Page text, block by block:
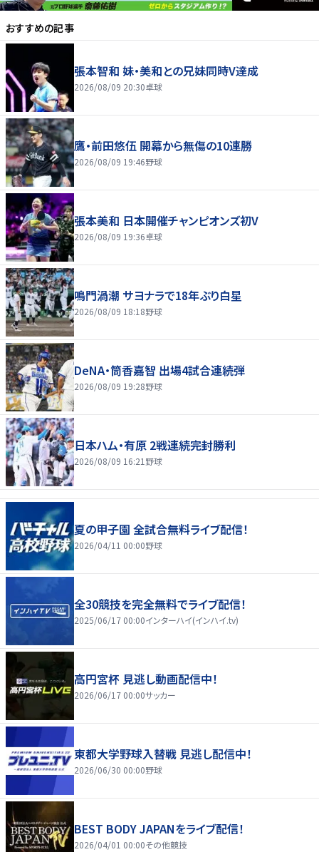
おすすめの記事
張本智和 妹・美和との兄妹同時V達成
2026/08/09 20:30卓球
鷹・前田悠伍 開幕から無傷の10連勝
2026/08/09 19:46野球
張本美和 日本開催チャンピオンズ初V
2026/08/09 19:36卓球
鳴門渦潮 サヨナラで18年ぶり白星
2026/08/09 18:18野球
DeNA・筒香嘉智 出場4試合連続弾
2026/08/09 19:28野球
日本ハム・有原 2戦連続完封勝利
2026/08/09 16:21 野球
夏の甲子園 全試合無料ライブ配信！
2026/04/11 00:00野球
全30競技を完全無料でライブ配信！
2025/06/17 00:00インターハイ(インハイ.tv)
高円宮杯 見逃し動画配信中！
2026/06/17 00:00サッカー
東都大学野球入替戦 見逃し配信中！
2026/06/30 00:00野球
BEST BODY JAPANをライブ配信！
2026/04/01 00:00その他競技